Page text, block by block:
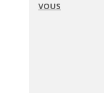
VOUS